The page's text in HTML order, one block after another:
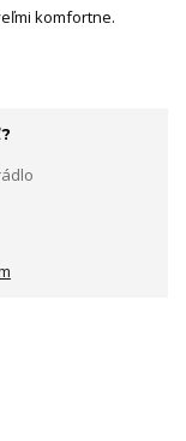
komfortne.